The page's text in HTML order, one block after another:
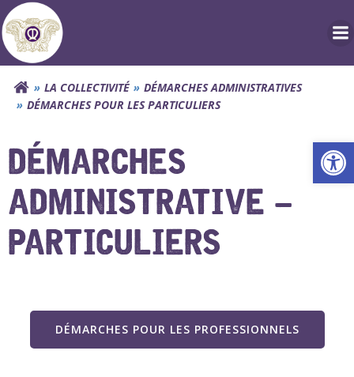
Aller
au
contenu
LA COLLECTIVITÉ
DÉMARCHES ADMINISTRATIVES
DÉMARCHES POUR LES PARTICULIERS
DÉMARCHES
ADMINISTRATIVE –
PARTICULIERS
DÉMARCHES POUR LES PROFESSIONNELS